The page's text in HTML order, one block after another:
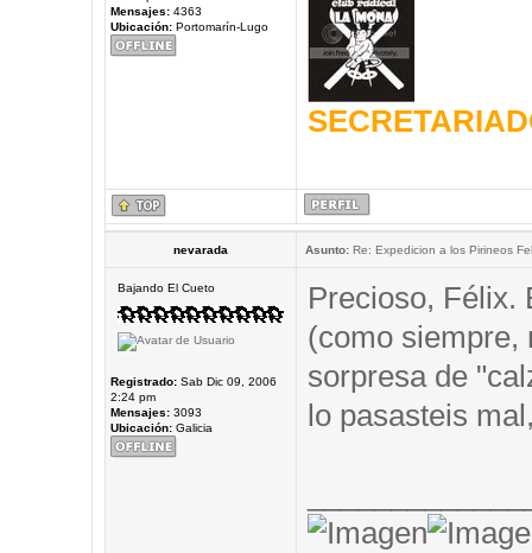
Mensajes:4363
Ubicación:Portomarín-Lugo
nevarada Asunto:Re: Expedicion a los Pirineos
Bajando El Cueto
Registrado:Sab Dic 09, 2006
2:24 pm
Mensajes:3093
Ubicación:Galicia
Precioso, Félix.
(como
sorpresa de
lo pasasteis